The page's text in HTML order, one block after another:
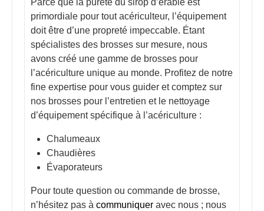
Parce que la pureté du sirop d’érable est
primordiale pour tout acériculteur, l’équipement
doit être d’une propreté impeccable. Étant
spécialistes des brosses sur mesure, nous
avons créé une gamme de brosses pour
l’acériculture unique au monde. Profitez de notre
fine expertise pour vous guider et comptez sur
nos brosses pour l’entretien et le nettoyage
d’équipement spécifique à l’acériculture :
Chalumeaux
Chaudières
Évaporateurs
Pour toute question ou commande de brosse,
n’hésitez pas à communiquer avec nous ; nous